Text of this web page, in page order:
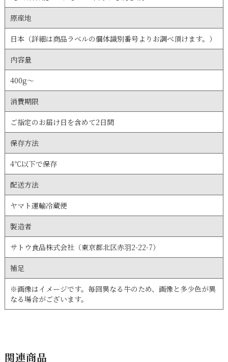
原産地
日本（詳細は商品ラベルの個体識別番号よりお調べ頂けます。）
内容量
400g～
消費期限
ご指定のお届け日を含めて2日間
保存方法
4℃以下で保存
配送方法
ヤマト運輸冷蔵便
製造者
サトウ食品株式会社（東京都北区赤羽2-22-7）
補足
※画像はイメージです。毎回異なる牛のため、画像と多少色が異
なる場合がございます。
関連商品